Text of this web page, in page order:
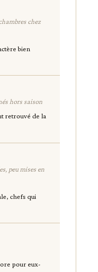
chez
bien
hors saison
retrouvé de la
peu mises en
chefs qui
pour eux-